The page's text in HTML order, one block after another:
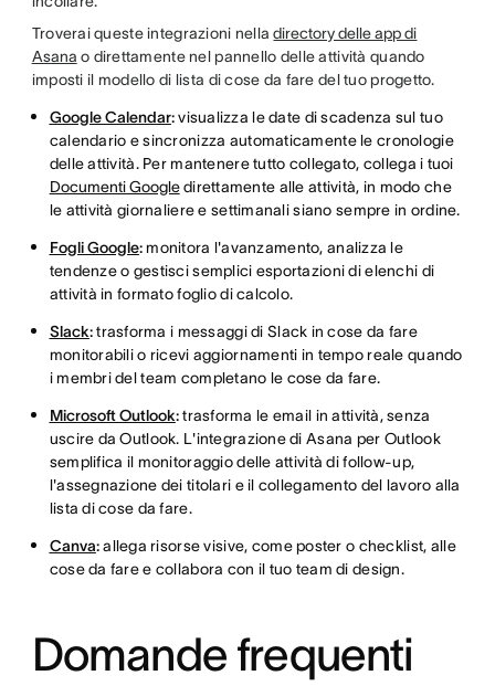
Troverai queste integrazioni nelladirectory delle app di
Asana o direttamente nel pannello delle attività quando
imposti il modello di lista di cose da fare del tuo progetto.
Google Calendar:visualizza le date di scadenza sul tuo
calendario e sincronizza automaticamente le cronologie
delle attività. Per mantenere tutto collegato, collega i tuoi
Documenti Googledirettamente alle attività, in modo che
le attività giornaliere e settimanali siano sempre in ordine.
Fogli Google:monitora l'avanzamento, analizza le
tendenze o gestisci semplici esportazioni di elenchi di
attività in formato foglio di calcolo.
Slack:trasforma i messaggi di Slack in cose da fare
monitorabili o ricevi aggiornamenti in tempo reale quando
i membri del team completano le cose da fare.
Microsoft Outlook:trasforma le email in attività, senza
uscire da Outlook. L'integrazione di Asana per Outlook
semplifica il monitoraggio delle attività di follow-up,
l'assegnazione dei titolari e il collegamento del lavoro alla
lista di cose da fare.
Canva:allega risorse visive, come poster o checklist, alle
cose da fare e collabora con il tuo team di design.
Domande frequenti